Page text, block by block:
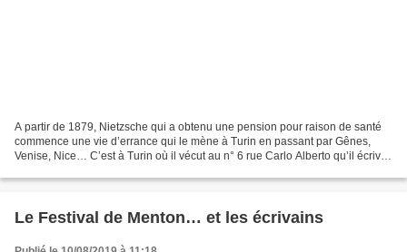
A partir de 1879, Nietzsche qui a obtenu une pension pour raison de santé
commence une vie d’errance qui le mène à Turin en passant par Gênes,
Venise, Nice… C’est à Turin où il vécut au n° 6 rue Carlo Alberto qu’il écrivit
Le Festival de Menton… et les écrivains